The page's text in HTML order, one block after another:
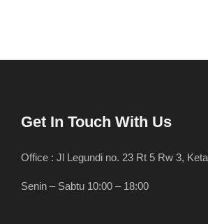
Get In Touch With Us
Office : Jl Legundi no. 23 Rt 5 Rw 3,
Senin – Sabtu 10:00 – 18:00